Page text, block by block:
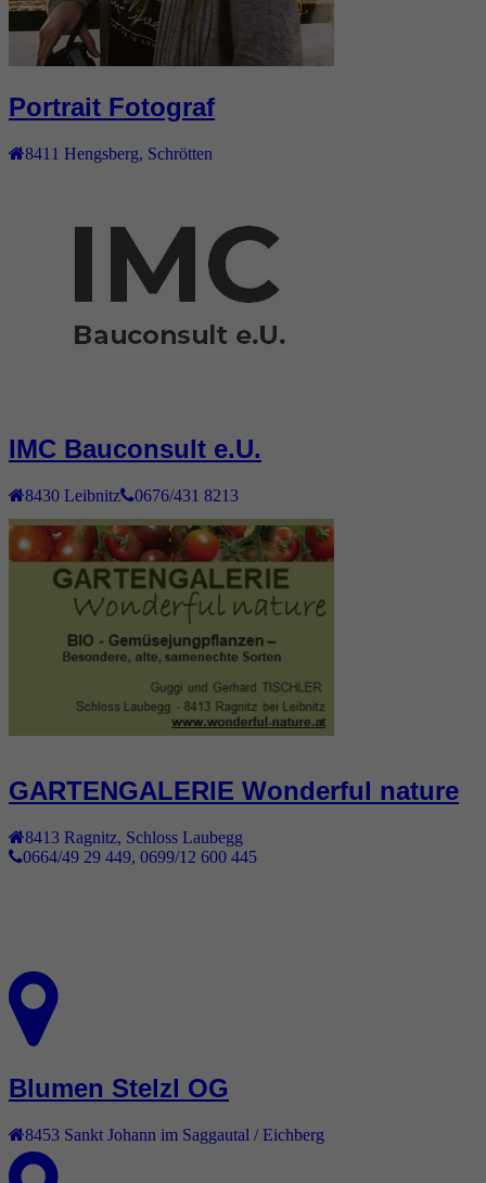
Portrait Fotograf
8411 Hengsberg Schrötten
IMC Bauconsult e.U.
8430 Leibnitz 0676/431 8213
GARTENGALERIE Wonderful nature
8413 Ragnitz
Schloss Laubegg
0664/49 29 449, 0699/12 600 445
Blumen Stelzl OG
8453 Sankt Johann im Saggautal / Eichberg